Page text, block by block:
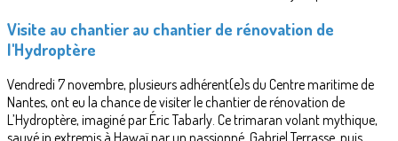
Visite au chantier au chantier de rénovation de
l'Hydroptère
Vendredi 7 novembre, plusieurs adhérent(e)s du Centre maritime de
Nantes, ont eu la chance de visiter le chantier de rénovation de
L’Hydroptère, imaginé par Éric Tabarly. Ce trimaran volant mythique,